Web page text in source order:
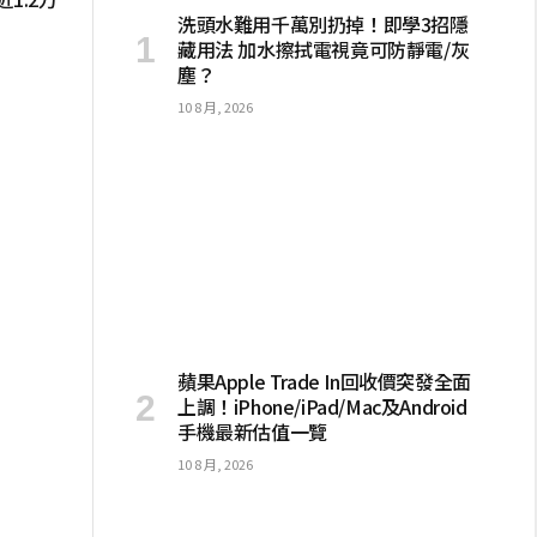
洗頭水難用千萬別扔掉！即學3招隱
藏用法 加水擦拭電視竟可防靜電/灰
塵？
10 8 月, 2026
蘋果Apple Trade In回收價突發全面
上調！iPhone/iPad/Mac及Android
手機最新估值一覽
10 8 月, 2026